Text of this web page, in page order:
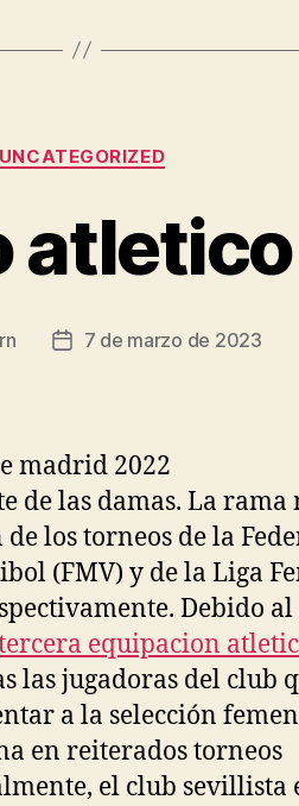
Categorías
UNCATEGORIZED
Fecha7 de marzo de 2023
de las damas. La rama
los torneos de la
(FMV) y de la Liga
Debido
equipacion
las jugadoras del club
a la selección
en reiterados torneos
el club sevillista